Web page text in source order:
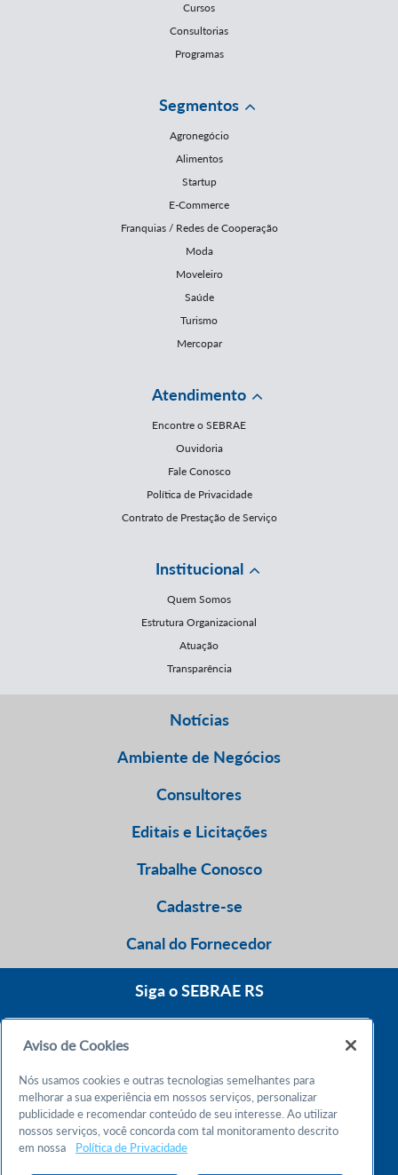
Cursos
Consultorias
Programas
Segmentos
Agronegócio
Alimentos
Startup
E-Commerce
Franquias / Redes de Cooperação
Moda
Moveleiro
Saúde
Turismo
Mercopar
Atendimento
Encontre o SEBRAE
Ouvidoria
Fale Conosco
Política de Privacidade
Contrato de Prestação de Serviço
Institucional
Quem Somos
Estrutura Organizacional
Atuação
Transparência
Notícias
Ambiente de Negócios
Consultores
Editais e Licitações
Trabalhe Conosco
Cadastre-se
Canal do Fornecedor
Siga o SEBRAE RS
Atendimento 24h
Chame no WhatsApp
Aviso de Cookies
Nós usamos cookies e outras tecnologias semelhantes para
melhorar a sua experiência em nossos serviços, personalizar
publicidade e recomendar conteúdo de seu interesse. Ao utilizar
nossos serviços, você concorda com tal monitoramento descrito
em nossa
Política de Privacidade